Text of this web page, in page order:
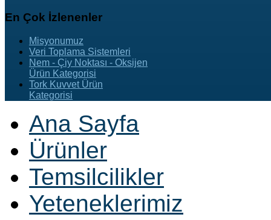
En Çok İzlenenler
Misyonumuz
Veri Toplama Sistemleri
Nem - Çiy Noktası - Oksijen
Ürün Kategorisi
Tork Kuvvet Ürün
Kategorisi
Ana Sayfa
Ürünler
Temsilcilikler
Yeteneklerimiz